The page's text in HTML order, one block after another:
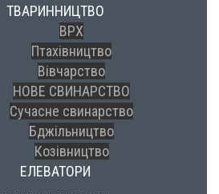
ТВАРИННИЦТВО
ВРХ
Птахівництво
Вівчарство
НОВЕ СВИНАРСТВО
Сучасне свинарство
Бджільництво
Козівництво
ЕЛЕВАТОРИ